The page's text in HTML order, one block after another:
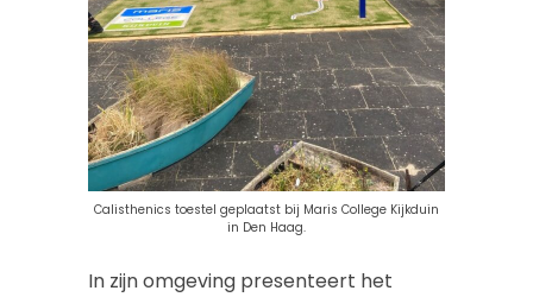
Calisthenics toestel geplaatst bij Maris College Kijkduin
in Den Haag.
In zijn omgeving presenteert het